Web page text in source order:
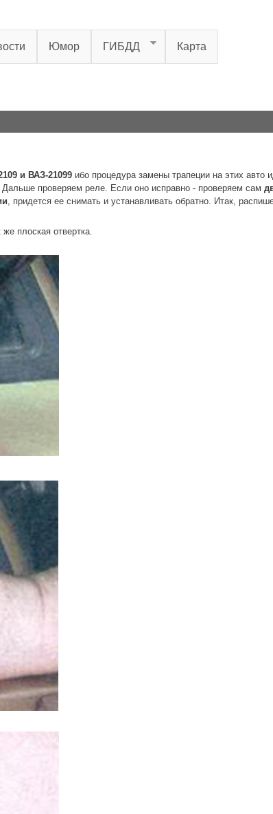
Юмор ГИБДД Карта
и ВАЗ-21099ибо процедура замены трапеции на этих авто
Дальше проверяем реле. Если оно исправно - проверяем сам
, придется ее снимать и устанавливать обратно. Итак,
плоская отвертка.